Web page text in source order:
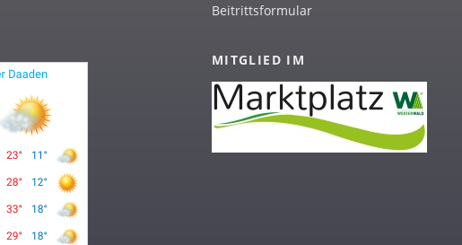
Beitrittsformular
MITGLIED IM